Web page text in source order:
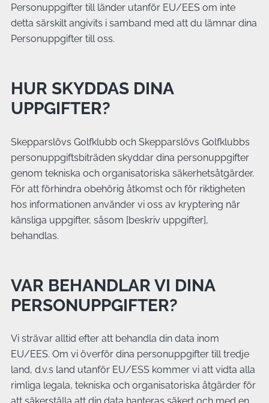
Personuppgifter till länder utanför EU/EES om inte
detta särskilt angivits i samband med att du lämnar dina
Personuppgifter till oss.
HUR SKYDDAS DINA
UPPGIFTER?
Skepparslövs Golfklubb och Skepparslövs Golfklubbs
personuppgiftsbiträden skyddar dina personuppgifter
genom tekniska och organisatoriska säkerhetsåtgärder.
För att förhindra obehörig åtkomst och för riktigheten
hos informationen använder vi oss av kryptering när
känsliga uppgifter, såsom [beskriv uppgifter],
behandlas.
VAR BEHANDLAR VI DINA
PERSONUPPGIFTER?
Vi strävar alltid efter att behandla din data inom
EU/EES. Om vi överför dina personuppgifter till tredje
land, d.v.s land utanför EU/ESS kommer vi att vidta alla
rimliga legala, tekniska och organisatoriska åtgärder för